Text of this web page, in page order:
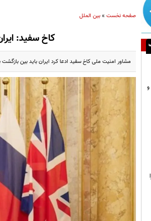
صفحه نخست»بین الملل
کاخ سفید:
مشاور امنیت ملی کاخ سفید ادعا کرد ایران باید بین بازگشت
و